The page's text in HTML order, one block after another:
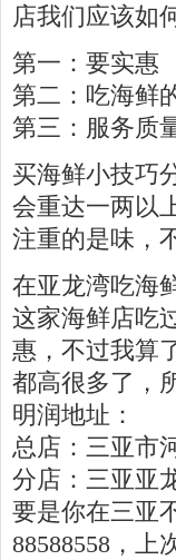
店我们应该如
第一：要实惠
第二：吃海鲜
第三：服务质
买海鲜小技巧
会重达一两以
注重的是味，
在亚龙湾吃海
这家海鲜店吃
惠，不过我算
都高很多了，
明润地址：
总店：三亚市
分店：三亚亚
要是你在三亚
88588558，